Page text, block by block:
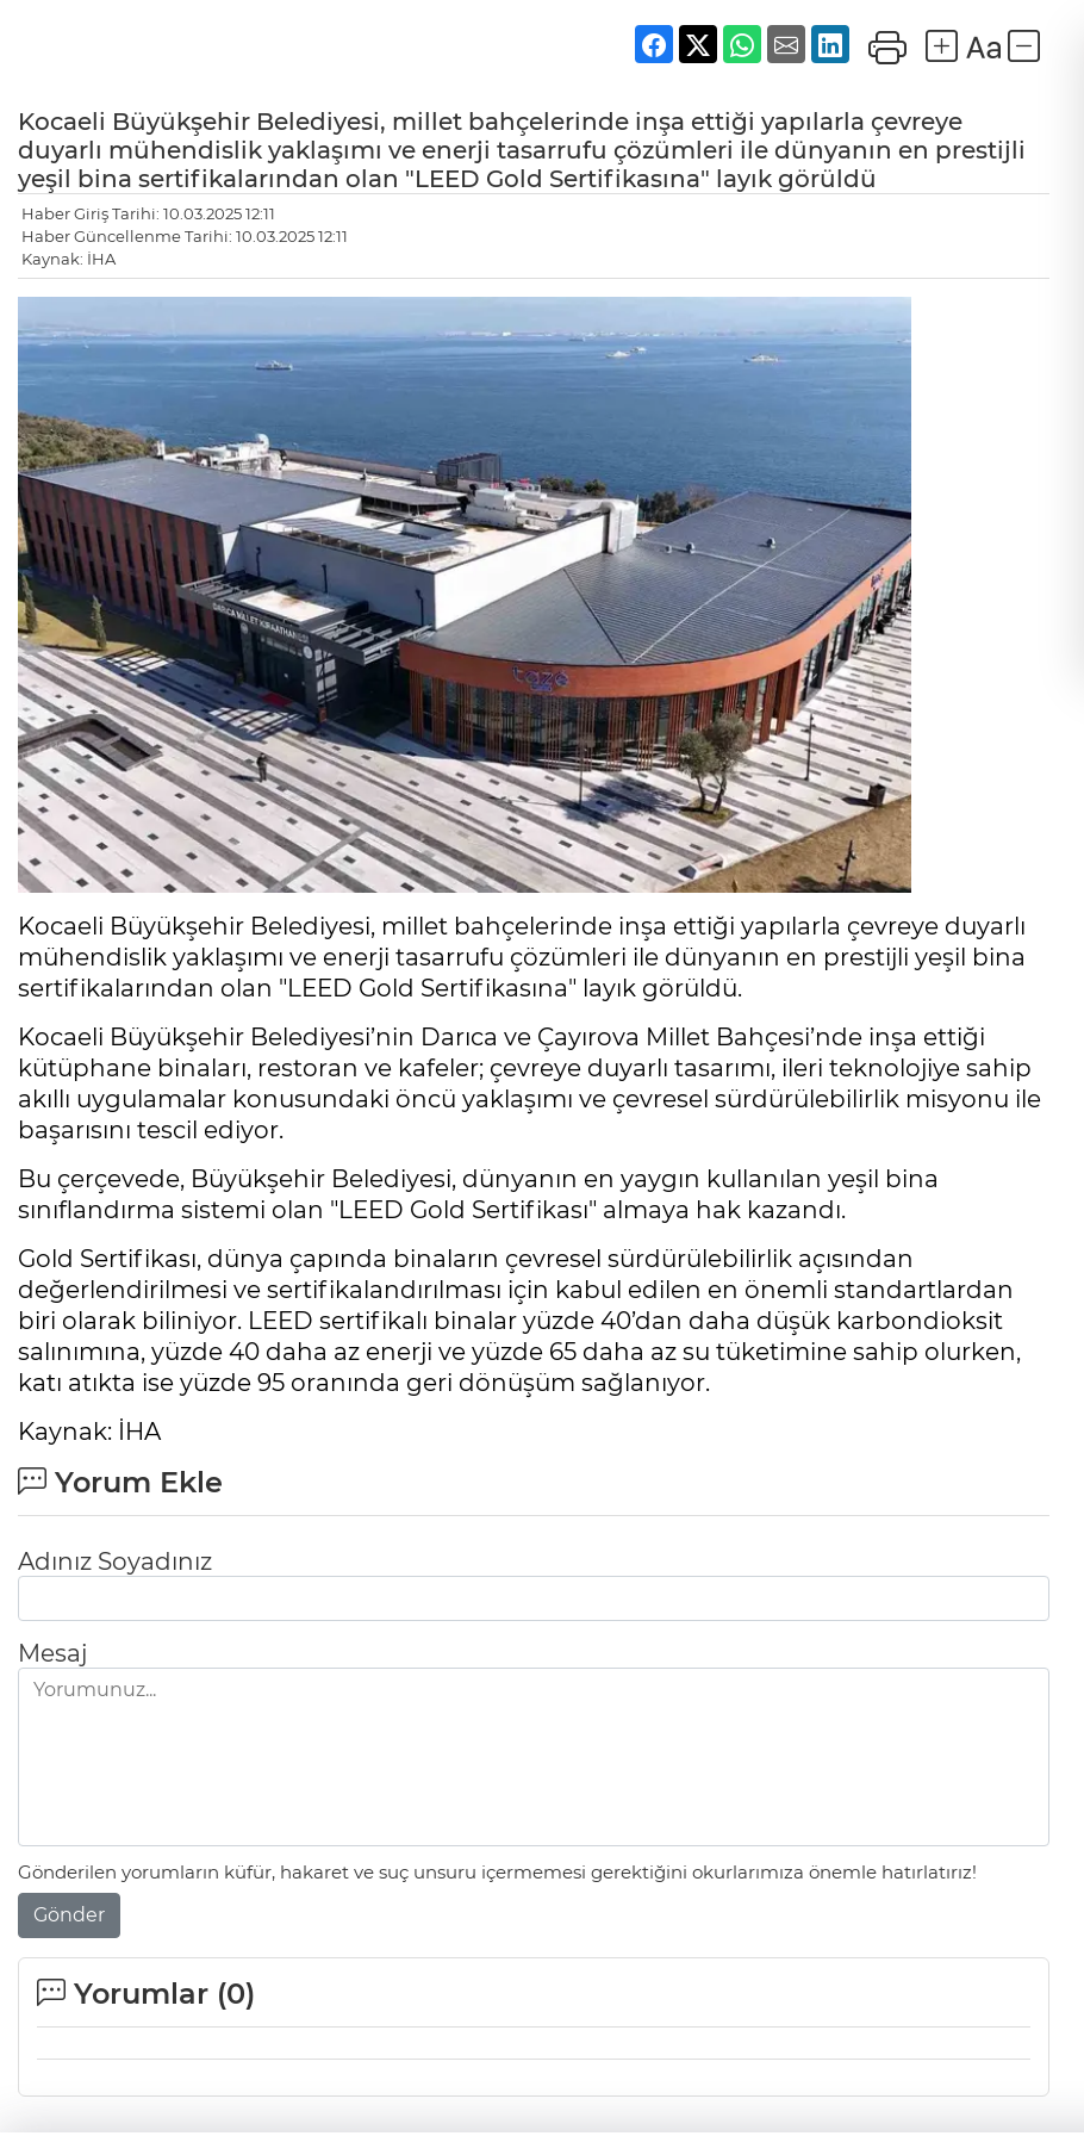
Kocaeli Büyükşehir Belediyesi, millet bahçelerinde inşa ettiği yapılarla çevreye
duyarlı mühendislik yaklaşımı ve enerji tasarrufu çözümleri ile dünyanın en prestijli
yeşil bina sertifikalarından olan "LEED Gold Sertifikasına" layık görüldü
Haber Giriş Tarihi: 10.03.2025 12:11
Haber Güncellenme Tarihi: 10.03.2025 12:11
Kaynak: İHA
Kocaeli Büyükşehir Belediyesi, millet bahçelerinde inşa ettiği yapılarla çevreye duyarlı
mühendislik yaklaşımı ve enerji tasarrufu çözümleri ile dünyanın en prestijli yeşil bina
sertifikalarından olan "LEED Gold Sertifikasına" layık görüldü.
Kocaeli Büyükşehir Belediyesi’nin Darıca ve Çayırova Millet Bahçesi’nde inşa ettiği
kütüphane binaları, restoran ve kafeler; çevreye duyarlı tasarımı, ileri teknolojiye sahip
akıllı uygulamalar konusundaki öncü yaklaşımı ve çevresel sürdürülebilirlik misyonu ile
başarısını tescil ediyor.
Bu çerçevede, Büyükşehir Belediyesi, dünyanın en yaygın kullanılan yeşil bina
sınıflandırma sistemi olan "LEED Gold Sertifikası" almaya hak kazandı.
Gold Sertifikası, dünya çapında binaların çevresel sürdürülebilirlik açısından
değerlendirilmesi ve sertifikalandırılması için kabul edilen en önemli standartlardan
biri olarak biliniyor. LEED sertifikalı binalar yüzde 40’dan daha düşük karbondioksit
salınımına, yüzde 40 daha az enerji ve yüzde 65 daha az su tüketimine sahip olurken,
katı atıkta ise yüzde 95 oranında geri dönüşüm sağlanıyor.
Kaynak: İHA
Yorum Ekle
Adınız Soyadınız
Mesaj
Gönderilen yorumların küfür, hakaret ve suç unsuru içermemesi gerektiğini okurlarımıza önemle hatırlatırız!
Gönder
Yorumlar (0)